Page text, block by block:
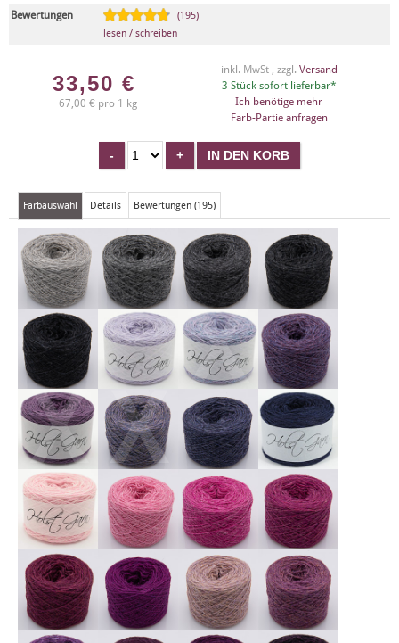
Bewertungen
(195)
lesen / schreiben
33,50 €
67,00 € pro 1 kg
inkl. MwSt , zzgl. Versand
3 Stück sofort lieferbar*
Ich benötige mehr
Farb-Partie anfragen
Farbauswahl Details Bewertungen (195)
X
X X